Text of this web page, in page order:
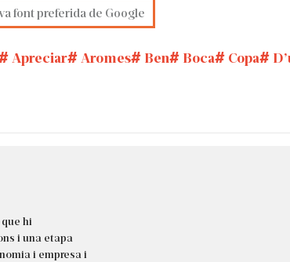
font preferida de Google
Apreciar Aromes Ben Boca Copa
hi
i una etapa
i empresa i